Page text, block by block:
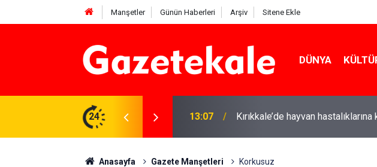
Manşetler Günün Haberleri Arşiv Sitene Ekle
DÜNYA
24
karşı denetimler artırıldı 12:12 Kırıkkale’de bugün vefat
Anasayfa Gazete Manşetleri Korkusuz